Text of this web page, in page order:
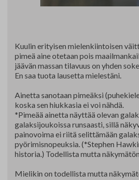
Kuulin erityisen mielenkiintoisen
pimeä aine otetaan pois
jäävän massan tilavuus on yhden
En saa tuota lausetta mielestäni.
Ainetta sanotaan pimeäksi
koska sen hiukkasia ei voi nähdä.
*Pimeää ainetta näyttää olevan
galaksijoukoissa runsaasti, sillä
painovoima ei riitä selittämään
pyörimisnopeuksia. (*Stephen
historia.) Todellista mutta
Mielikin on todellista mutta